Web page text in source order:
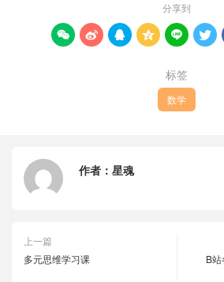
分享到
     
标签
数学
作者： 星魂
上一篇
多元思维学习课
B